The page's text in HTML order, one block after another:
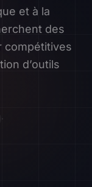
et à la
des
compétitives
d’outils
·